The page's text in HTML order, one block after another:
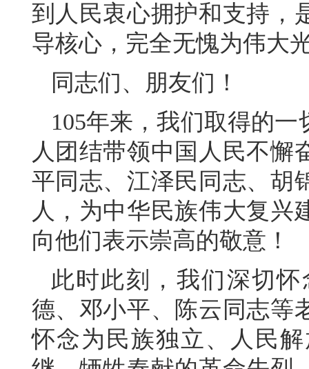
到人民衷心拥护和支持，
导核心，完全无愧为伟大
同志们、朋友们！
105年来，我们取得的
人团结带领中国人民不懈
平同志、江泽民同志、胡
人，为中华民族伟大复兴
向他们表示崇高的敬意！
此时此刻，我们深切
德、邓小平、陈云同志等
怀念为民族独立、人民